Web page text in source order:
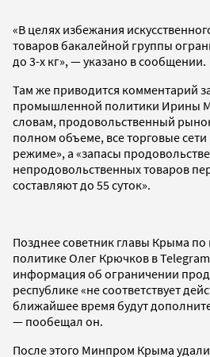
«В целях избежания
товаров бакалейной группы
до 3-х кг», — указано в сообщении.
Там же приводится комментарий
промышленной политики Ирины
словам, продовольственный
полном объеме, все торговые
режиме», а «запасы
непродовольственных товаров
составляют до 55 суток».
Позднее советник главы Крыма
политике Олег Крючков в Telegram
информация об ограничении
республике «не соответствует
ближайшее время будут
— пообещал он.
После этого Минпром Крыма